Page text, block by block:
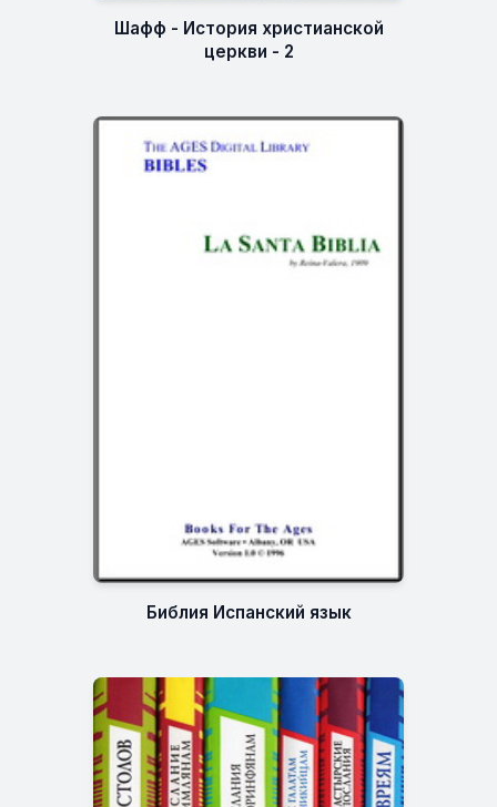
Шафф - История христианской
церкви - 2
Библия Испанский язык